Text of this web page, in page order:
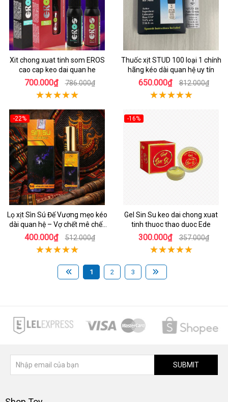
Xit chong xuat tinh som EROS
cao cap keo dai quan he
700.000₫ 786.000₫
Thuốc xịt STUD 100 loại 1 chính
hãng kéo dài quan hệ uy tín
650.000₫ 812.000₫
-22%
Lọ xịt Sìn Sú Đế Vương mẹo kéo
dài quan hệ – Vợ chết mê chết
mệt
400.000₫ 512.000₫
-16%
Gel Sin Su keo dai chong xuat
tinh thuoc thao duoc Ede
300.000₫ 357.000₫
1 2 3
SUBMIT